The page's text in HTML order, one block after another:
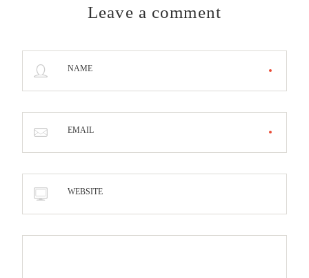
Leave a comment
NAME
EMAIL
WEBSITE